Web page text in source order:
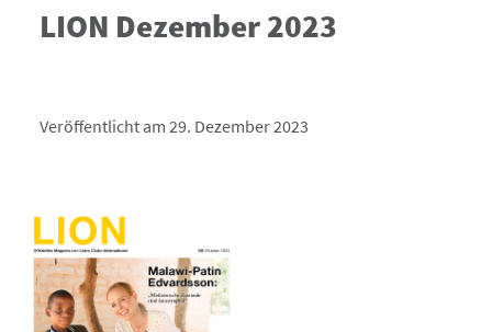
LION Dezember 2023
Veröffentlicht am 29. Dezember 2023